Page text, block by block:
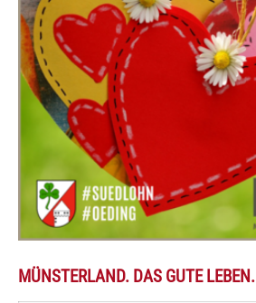
MÜNSTERLAND. DAS GUTE LEBEN.